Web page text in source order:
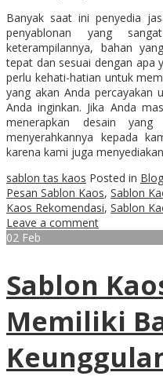
Banyak saat ini penyedia
penyablonan yang
keterampilannya, bahan
tepat dan sesuai dengan apa
perlu kehati-hatian untuk
yang akan Anda percayakan
Anda inginkan. Jika Anda
menerapkan desain
menyerahkannya kepada
karena kami juga
sablon tas kaos Posted in Blog
Pesan Sablon Kaos, Sablon
Kaos Rekomendasi, Sablon
Leave a comment
02 Feb
Sablon
Memiliki